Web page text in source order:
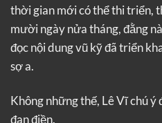
thời gian mới có thể thi triển,
mười ngày nửa tháng, đằng
đọc nội dung vũ kỹ đã triển
sợ a.
Không những thế, Lê Vĩ chú
đan điền.